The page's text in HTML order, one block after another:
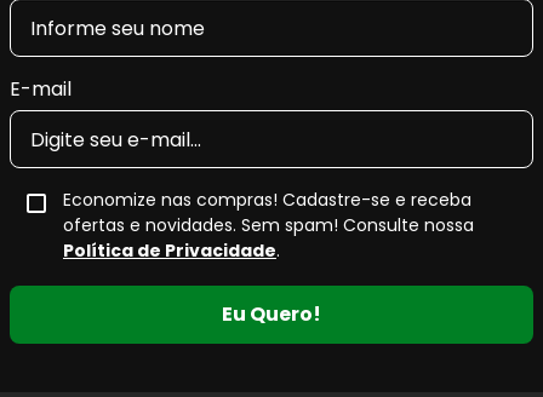
E-mail
Economize nas compras! Cadastre-se e receba
ofertas e novidades. Sem spam! Consulte nossa
Política de Privacidade.
Eu Quero!